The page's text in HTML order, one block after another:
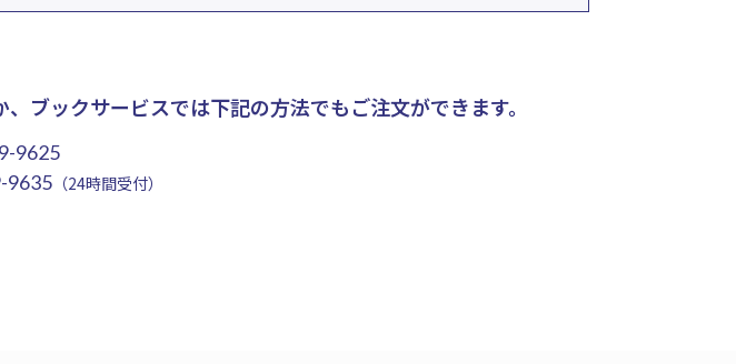
ブックサービスでは下記の方法でもご注文ができます。
9625
9635（24時間受付）